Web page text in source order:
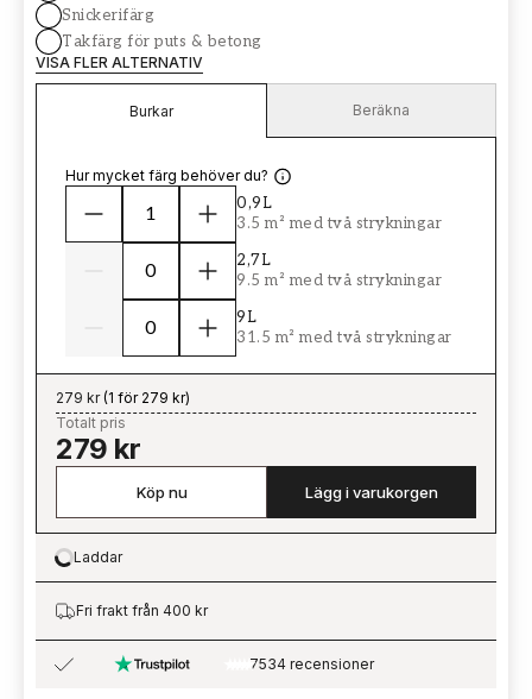
Snickerifärg
Takfärg för puts & betong
VISA FLER ALTERNATIV
Burkar Beräkna
Hur mycket färg behöver du?
0,9L
3.5 m² med två strykningar
2,7L
9.5 m² med två strykningar
9L
31.5 m² med två strykningar
279 kr(1 för 279 kr)
Totalt pris
279 kr
Köp nu Lägg i varukorgen
Loading…
Laddar
Fri frakt från 400 kr
7534 recensioner